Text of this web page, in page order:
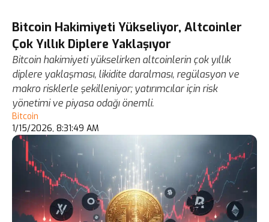
Bitcoin Hakimiyeti Yükseliyor, Altcoinler
Çok Yıllık Diplere Yaklaşıyor
Bitcoin hakimiyeti yükselirken altcoinlerin çok yıllık
diplere yaklaşması, likidite daralması, regülasyon ve
makro risklerle şekilleniyor; yatırımcılar için risk
yönetimi ve piyasa odağı önemli.
Bitcoin
1/15/2026, 8:31:49 AM